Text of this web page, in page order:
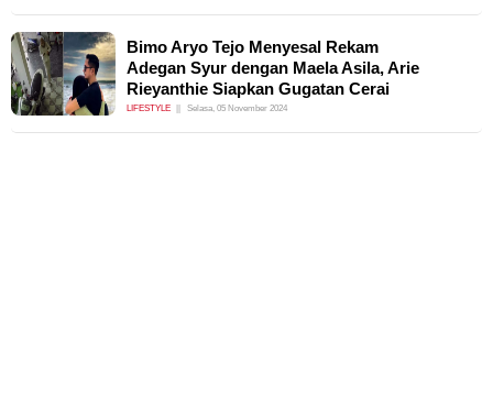
Bimo Aryo Tejo Menyesal Rekam
Adegan Syur dengan Maela Asila, Arie
Rieyanthie Siapkan Gugatan Cerai
LIFESTYLE Selasa, 05 November 2024